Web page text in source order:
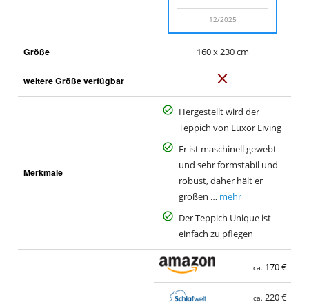
12/2025
Größe 160 x 230 cm
weitere Größe verfügbar
e
i
n
Merkmale
Hergestellt wird der
Teppich von Luxor Living
Er ist maschinell gewebt
und sehr formstabil und
robust, daher hält er
großen … mehr
Der Teppich Unique ist
einfach zu pflegen
ca. 170 €
ca. 220 €